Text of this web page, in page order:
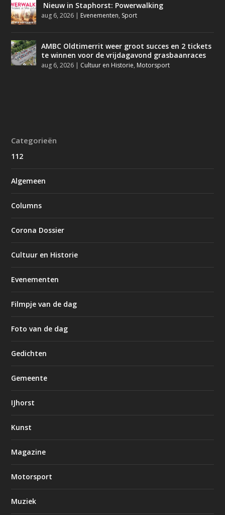
Nieuw in Staphorst: Powerwalking
aug 6, 2026 | Evenementen, Sport
AMBC Oldtimerrit weer groot succes en 2 tickets
te winnen voor de vrijdagavond grasbaanraces
aug 6, 2026 | Cultuur en Historie, Motorsport
Categorieën
112
Algemeen
Columns
Corona Dossier
Cultuur en Historie
Evenementen
Filmpje van de dag
Foto van de dag
Gedichten
Gemeente
IJhorst
Kunst
Magazine
Motorsport
Muziek